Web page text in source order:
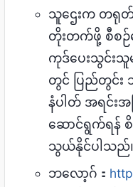
သူဌေးက တရုတ်နို
တိုးတက်ဖို့ စီစဉ်
ကုဒ်ပေးသွင်းသူ
တွင် ပြည်တွင်း
နံပါတ် အရင်းအမ
ဆောင်ရွက်ရန်
သွယ်နိုင်ပါသည်
ဘလော့ဂ်：